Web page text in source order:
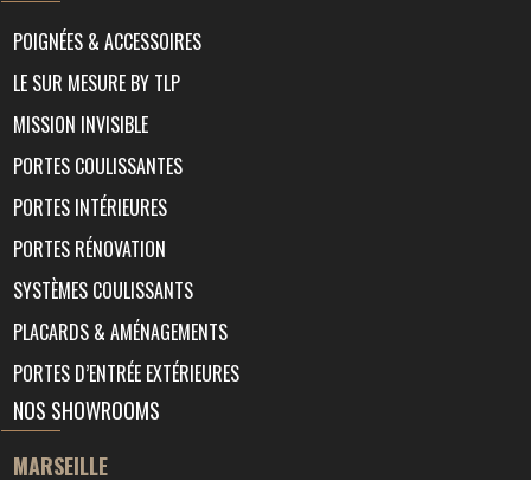
POIGNÉES & ACCESSOIRES
LE SUR MESURE BY TLP
MISSION INVISIBLE
PORTES COULISSANTES
PORTES INTÉRIEURES
PORTES RÉNOVATION
SYSTÈMES COULISSANTS
PLACARDS & AMÉNAGEMENTS
PORTES D’ENTRÉE EXTÉRIEURES
NOS SHOWROOMS
MARSEILLE